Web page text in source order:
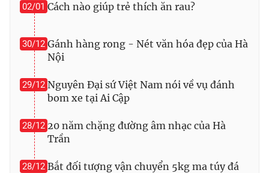
Tư vấn
Chuyên mục khác
Emagazine
Photo Infographic
Video Shorts video
VTV Money VTV Thể thao
02/01 Cách nào giúp trẻ thích ăn rau?
30/12 Gánh hàng rong - Nét văn hóa đẹp của Hà
Nội
29/12 Nguyên Đại sứ Việt Nam nói về vụ đánh
bom xe tại Ai Cập
28/12 20 năm chặng đường âm nhạc của Hà
Trần
28/12 Bắt đối tượng vận chuyển 5kg ma túy đá